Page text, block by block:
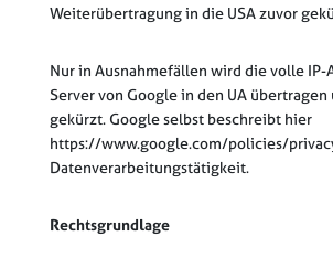
Weiterübertragung in die USA zuvor
Nur in Ausnahmefällen wird die volle IP-
Server von Google in den UA
gekürzt. Google selbst beschreibt hier
https://www.google.com/policies/
Datenverarbeitungstätigkeit.
Rechtsgrundlage